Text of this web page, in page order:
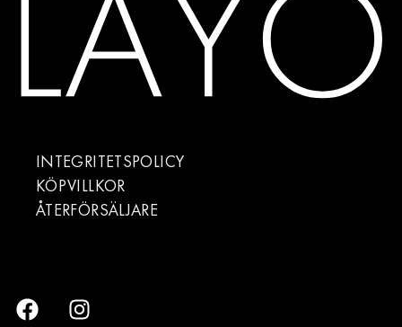
INTEGRITETSPOLICY
KÖPVILLKOR
ÅTERFÖRSÄLJARE